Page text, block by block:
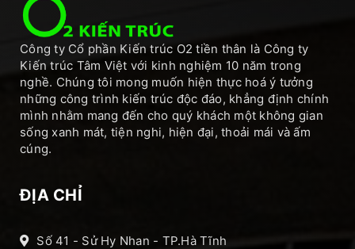
Công ty Cổ phần Kiến trúc O2 tiền thân là Công ty
Kiến trúc Tâm Việt với kinh nghiệm 10 năm trong
nghề. Chúng tôi mong muốn hiện thực hoá ý tưởng
những công trình kiến trúc độc đáo, khẳng định chính
mình nhằm mang đến cho quý khách một không gian
sống xanh mát, tiện nghi, hiện đại, thoải mái và ấm
cúng.
ĐỊA CHỈ
Số 41 - Sử Hy Nhan - TP.Hà Tĩnh